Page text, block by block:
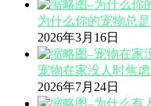
为什么你的宠物总
2026年3月16日
宠物在家没人时焦
2026年7月24日